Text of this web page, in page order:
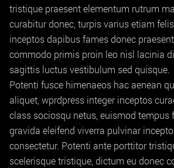
tristique praesent elementum rutrum
curabitur donec, turpis varius etiam
inceptos dapibus fames donec
commodo primis proin leo nisl lacinia
sagittis luctus vestibulum sed quisque.
Potenti fusce himenaeos hac aenean
aliquet, wprdpress integer inceptos
class sociosqu netus, euismod tempus
gravida eleifend viverra pulvinar
consectetur. Potenti ante porttitor
scelerisque tristique, dictum eu donec